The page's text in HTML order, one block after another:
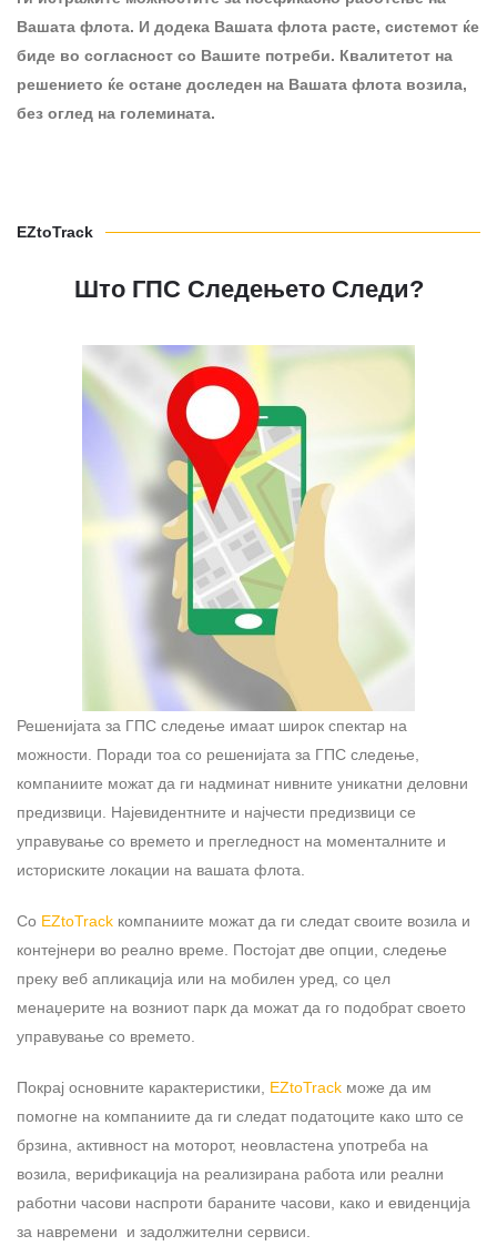
Вашата флота. И додека Вашата флота расте, системот ќе
биде во согласност со Вашите потреби. Квалитетот на
решението ќе остане доследен на Вашата флота возила,
без оглед на големината.
EZtoTrack
Што ГПС Следењето Следи?
Решенијата за ГПС следење имаат широк спектар на
можности. Поради тоа со решенијата за ГПС следење,
компаниите можат да ги надминат нивните уникатни деловни
предизвици. Најевидентните и најчести предизвици се
управување со времето и прегледност на моменталните и
историските локации на вашата флота.
Со EZtoTrack компаниите можат да ги следат своите возила и
контејнери во реално време. Постојат две опции, следење
преку веб апликација или на мобилен уред, со цел
менаџерите на возниот парк да можат да го подобрат своето
управување со времето.
Покрај основните карактеристики, EZtoTrack може да им
помогне на компаниите да ги следат податоците како што се
брзина, активност на моторот, неовластена употреба на
возила, верификација на реализирана работа или реални
работни часови наспроти бараните часови, како и евиденција
за навремени и задолжителни сервиси.